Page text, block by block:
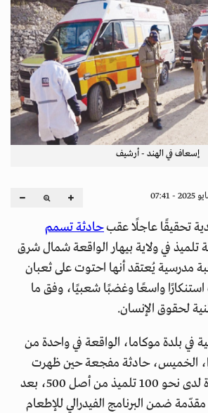
إسعاف في الهند - أرشيف
تحقيقًا عاجلًا عقبحادثة تسمم
في ولاية بيهار الواقعة شمال شرق
مدرسية يُعتقد أنها احتوت على ثعبان
واسعًا وغضبًا شعبيًا، وفق ما
لحقوق الإنسان.
بلدة موكاما، الواقعة في واحدة من
الخميس، حادثة مفجعة حين ظهرت
عوارض مرضية شديدة لدى نحو 100 تلميذ من أصل 500، بعد
ضمن البرنامج الفيدرالي للإطعام